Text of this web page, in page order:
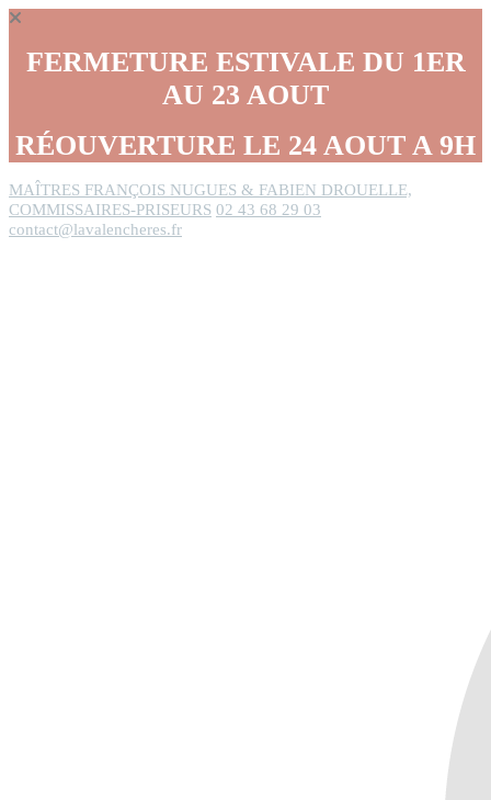
FERMETURE ESTIVALE DU 1ER
AU 23 AOUT
RÉOUVERTURE LE 24 AOUT A 9H
MAÎTRES FRANÇOIS NUGUES & FABIEN DROUELLE,
COMMISSAIRES-PRISEURS 02 43 68 29 03
contact@lavalencheres.fr
Panneau de gestion des cookies